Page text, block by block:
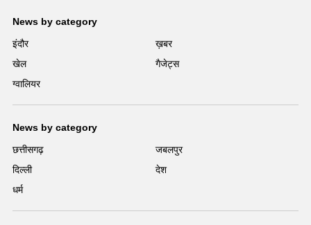
News by category
इंदौर
ख़बर
खेल
गैजेट्स
ग्वालियर
News by category
छत्तीसगढ़
जबलपुर
दिल्ली
देश
धर्म